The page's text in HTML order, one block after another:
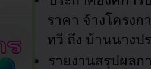
ราคา จ้างโครง
ทวี ถึง บ้านนางป
รายงานสรุปผลก